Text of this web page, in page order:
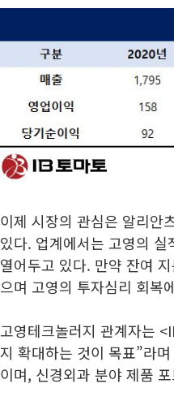
이제 시장의 관심은 알리안
있다. 업계에서는 고영의
열어두고 있다. 만약 잔여
으며 고영의 투자심리 회복
고영테크놀러지 관계자는
지 확대하는 것이 목표”라
이며, 신경외과 분야 제품